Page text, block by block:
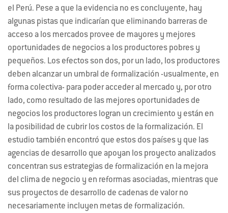
el Perú. Pese a que la evidencia no es concluyente, hay
algunas pistas que indicarían que eliminando barreras de
acceso a los mercados provee de mayores y mejores
oportunidades de negocios a los productores pobres y
pequeños. Los efectos son dos, por un lado, los productores
deben alcanzar un umbral de formalización -usualmente, en
forma colectiva- para poder acceder al mercado y, por otro
lado, como resultado de las mejores oportunidades de
negocios los productores logran un crecimiento y están en
la posibilidad de cubrir los costos de la formalización. El
estudio también encontró que estos dos países y que las
agencias de desarrollo que apoyan los proyecto analizados
concentran sus estrategias de formalización en la mejora
del clima de negocio y en reformas asociadas, mientras que
sus proyectos de desarrollo de cadenas de valor no
necesariamente incluyen metas de formalización.